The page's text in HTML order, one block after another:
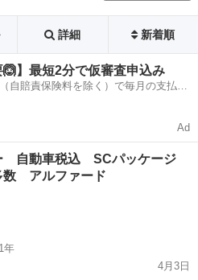
詳細 新着順
🙆】最短2分で仮審査申込み
自賠責保険料を除く）で毎月の支払額
Ad
自動車税込 SCパッケージ
数 アルファード
年
4月3日